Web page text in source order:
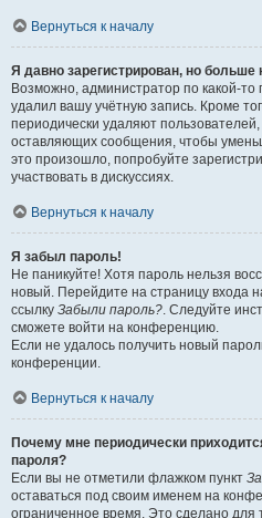
Вернуться к началу
Я давно зарегистрирован, но больше
Возможно, администратор по какой-то
удалил вашу учётную запись. Кроме
периодически удаляют
оставляющих сообщения, чтобы
это произошло, попробуйте
участвовать в дискуссиях.
Вернуться к началу
Я забыл пароль!
Не паникуйте! Хотя пароль нельзя
новый. Перейдите на страницу входа
ссылку Забыли пароль?. Следуйте
сможете войти на конференцию.
Если не удалось получить новый
конференции.
Вернуться к началу
Почему мне периодически
пароля?
Если вы не отметили флажком пункт
оставаться под своим именем на
ограниченное время. Это сделано для